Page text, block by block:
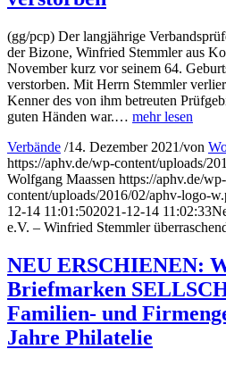
(gg/pcp) Der langjährige
der Bizone, Winfried Stemmler aus
November kurz vor seinem 64.
verstorben. Mit Herrn Stemmler
Kenner des von ihm betreuten
guten Händen war.… mehr lesen
Verbände /14. Dezember 2021/von
https://aphv.de/wp-content/uploads/
Wolfgang Maassen https://aphv.de/wp-
content/uploads/2016/02/aphv-logo-
12-14 11:01:502021-12-14 11:02:33
e.V. – Winfried Stemmler
NEU ERSCHIENEN:
Briefmarken
Familien- und
Jahre Philatelie